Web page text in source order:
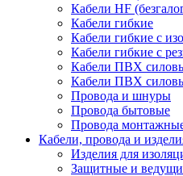
Кабели HF
Кабели гибкие
Кабели гибкие с
Кабели гибкие с
Кабели ПВХ
Кабели ПВХ
Провода и шнуры
Провода бытовые
Провода
Кабели, провода и
Изделия для
Защитные и